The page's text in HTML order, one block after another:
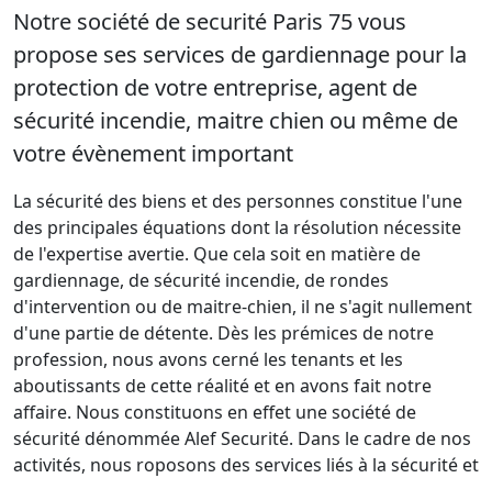
Notre société de securité Paris 75 vous
propose ses services de gardiennage pour la
protection de votre entreprise, agent de
sécurité incendie, maitre chien ou même de
votre évènement important
La sécurité des biens et des personnes constitue l'une
des principales équations dont la résolution nécessite
de l'expertise avertie. Que cela soit en matière de
gardiennage, de sécurité incendie, de rondes
d'intervention ou de maitre-chien, il ne s'agit nullement
d'une partie de détente. Dès les prémices de notre
profession, nous avons cerné les tenants et les
aboutissants de cette réalité et en avons fait notre
affaire. Nous constituons en effet une société de
sécurité dénommée Alef Securité. Dans le cadre de nos
activités, nous roposons des services liés à la sécurité et